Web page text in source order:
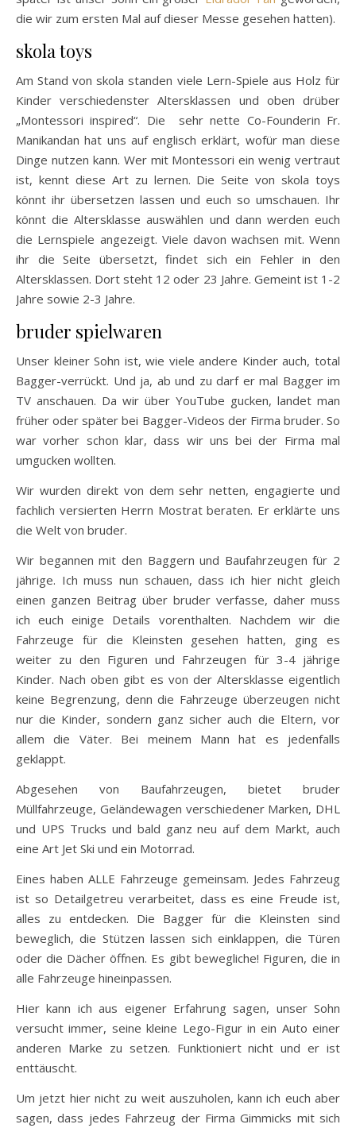
die wir zum ersten Mal auf dieser Messe gesehen hatten).
skola toys
Am Stand von skola standen viele Lern-Spiele aus Holz für
Kinder verschiedenster Altersklassen und oben drüber
„Montessori inspired“. Die sehr nette Co-Founderin Fr.
Manikandan hat uns auf englisch erklärt, wofür man diese
Dinge nutzen kann. Wer mit Montessori ein wenig vertraut
ist, kennt diese Art zu lernen. Die Seite von skola toys
könnt ihr übersetzen lassen und euch so umschauen. Ihr
könnt die Altersklasse auswählen und dann werden euch
die Lernspiele angezeigt. Viele davon wachsen mit. Wenn
ihr die Seite übersetzt, findet sich ein Fehler in den
Altersklassen. Dort steht 12 oder 23 Jahre. Gemeint ist 1-2
Jahre sowie 2-3 Jahre.
bruder spielwaren
Unser kleiner Sohn ist, wie viele andere Kinder auch, total
Bagger-verrückt. Und ja, ab und zu darf er mal Bagger im
TV anschauen. Da wir über YouTube gucken, landet man
früher oder später bei Bagger-Videos der Firma bruder. So
war vorher schon klar, dass wir uns bei der Firma mal
umgucken wollten.
Wir wurden direkt von dem sehr netten, engagierte und
fachlich versierten Herrn Mostrat beraten. Er erklärte uns
die Welt von bruder.
Wir begannen mit den Baggern und Baufahrzeugen für 2
jährige. Ich muss nun schauen, dass ich hier nicht gleich
einen ganzen Beitrag über bruder verfasse, daher muss
ich euch einige Details vorenthalten. Nachdem wir die
Fahrzeuge für die Kleinsten gesehen hatten, ging es
weiter zu den Figuren und Fahrzeugen für 3-4 jährige
Kinder. Nach oben gibt es von der Altersklasse eigentlich
keine Begrenzung, denn die Fahrzeuge überzeugen nicht
nur die Kinder, sondern ganz sicher auch die Eltern, vor
allem die Väter. Bei meinem Mann hat es jedenfalls
geklappt.
Abgesehen von Baufahrzeugen, bietet bruder
Müllfahrzeuge, Geländewagen verschiedener Marken, DHL
und UPS Trucks und bald ganz neu auf dem Markt, auch
eine Art Jet Ski und ein Motorrad.
Eines haben ALLE Fahrzeuge gemeinsam. Jedes Fahrzeug
ist so Detailgetreu verarbeitet, dass es eine Freude ist,
alles zu entdecken. Die Bagger für die Kleinsten sind
beweglich, die Stützen lassen sich einklappen, die Türen
oder die Dächer öffnen. Es gibt bewegliche! Figuren, die in
alle Fahrzeuge hineinpassen.
Hier kann ich aus eigener Erfahrung sagen, unser Sohn
versucht immer, seine kleine Lego-Figur in ein Auto einer
anderen Marke zu setzen. Funktioniert nicht und er ist
enttäuscht.
Um jetzt hier nicht zu weit auszuholen, kann ich euch aber
sagen, dass jedes Fahrzeug der Firma Gimmicks mit sich